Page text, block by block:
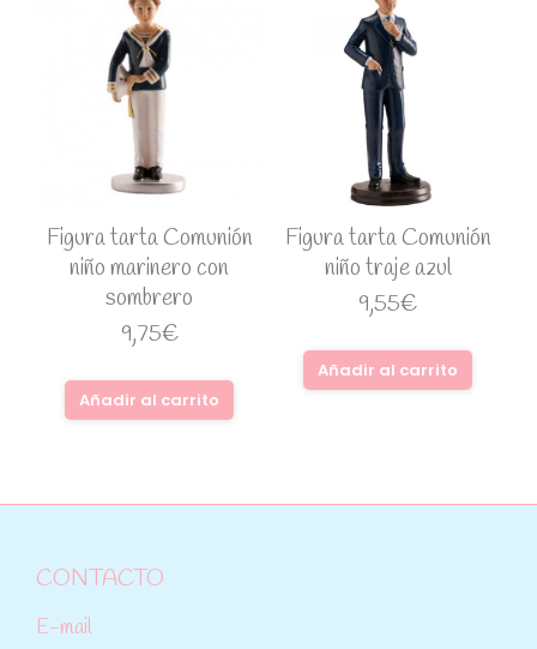
Figura tarta Comunión
niño marinero con
sombrero
9,75€
Añadir al carrito
Figura tarta Comunión
niño traje azul
9,55€
Añadir al carrito
CONTACTO
E-mail